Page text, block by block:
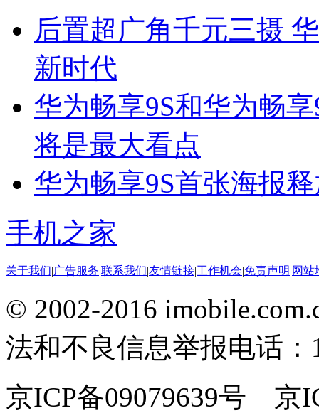
后置超广角千元三摄
新时代
华为畅享9S和华为畅
将是最大看点
华为畅享9S首张海报
手机之家
关于我们|广告服务|联系我们|友情链接|工作机会|免责声明|网站
© 2002-2016
法和不良信息举报电话：
京ICP备09079639号 京